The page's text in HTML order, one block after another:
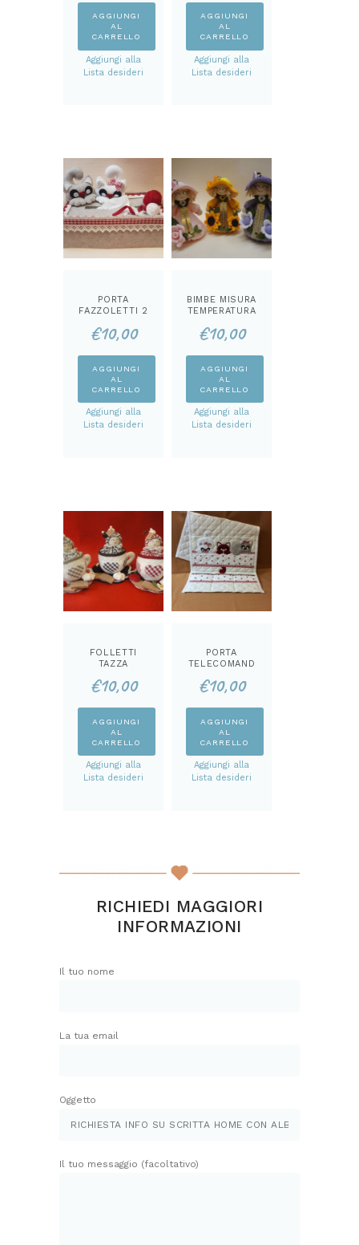
AGGIUNGI
AL
CARRELLO
Aggiungi alla
Lista desideri
AGGIUNGI
AL
CARRELLO
Aggiungi alla
Lista desideri
PORTA
FAZZOLETTI 2
CARTAMODEL
€10,00
AGGIUNGI
AL
CARRELLO
Aggiungi alla
Lista desideri
BIMBE MISURA
TEMPERATURA
LO
€10,00
AGGIUNGI
AL
CARRELLO
Aggiungi alla
Lista desideri
FOLLETTI
TAZZA
LO
€10,00
AGGIUNGI
AL
CARRELLO
Aggiungi alla
Lista desideri
PORTA
TELECOMAND
CARTAMODEL
€10,00
AGGIUNGI
AL
CARRELLO
Aggiungi alla
Lista desideri
RICHIEDI MAGGIORI
INFORMAZIONI
Il tuo nome
La tua email
Oggetto
Il tuo messaggio (facoltativo)